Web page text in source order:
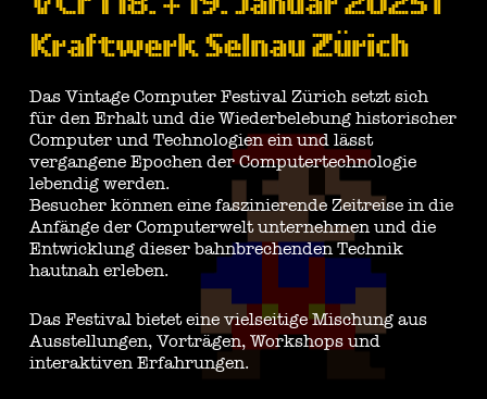
Kraftwerk Selnau Zürich
Das Vintage Computer Festival Zürich setzt sich
für den Erhalt und die Wiederbelebung historischer
Computer und Technologien ein und lässt
vergangene Epochen der Computertechnologie
lebendig werden.
Besucher können eine faszinierende Zeitreise in die
Anfänge der Computerwelt unternehmen und die
Entwicklung dieser bahnbrechenden Technik
hautnah erleben.
Das Festival bietet eine vielseitige Mischung aus
Ausstellungen, Vorträgen, Workshops und
interaktiven Erfahrungen.